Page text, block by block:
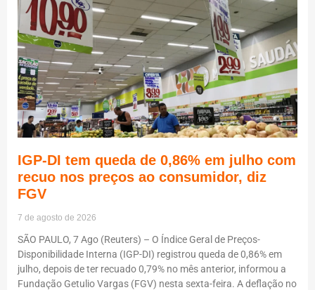
IGP-DI tem queda de 0,86% em julho com
recuo nos preços ao consumidor, diz
FGV
7 de agosto de 2026
SÃO PAULO, 7 Ago (Reuters) – O Índice Geral de Preços-
Disponibilidade Interna (IGP-DI) registrou queda de 0,86% em
julho, depois de ter recuado 0,79% no mês anterior, informou a
Fundação Getulio Vargas (FGV) nesta sexta-feira. A deflação no